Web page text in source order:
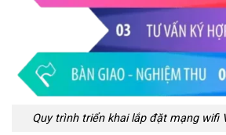
Quy trình triển khai lắp đặt mạng wifi